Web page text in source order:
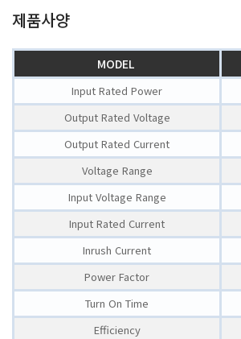
제품사양
MODEL
Input Rated Power
Output Rated Voltage
Output Rated Current
Voltage Range
Input Voltage Range
Input Rated Current
Inrush Current
Power Factor
Turn On Time
Efficiency